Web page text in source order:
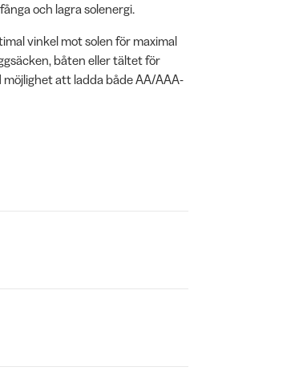
och lagra solenergi.
vinkel mot solen för maximal
båten eller tältet för
att ladda både AA/AAA-